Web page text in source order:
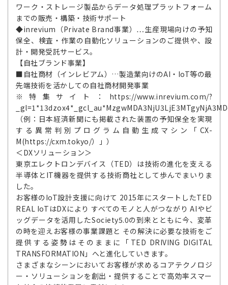
ワーク・ストレージ製品からデータ処理プラットフォーム
までの販売・構築・技術サポート
◆inrevium（Private Brand事業）…生産現場向けの予知
保全、検査・作業の自動化ソリューションのご提供や、設
計・開発受託サービス。
【自社ブランド事業】
■自社商材（インレビアム）…製造業向けのAI・IoT等の最
先端技術を活かしての自社商材開発事業
※特集サイト：https://www.inrevium.com/?
（例：日本経済新聞にも掲載された装置の予知保全を実現
する異常判別プログラム自動生成マシン「CX-
M(https://cxm.tokyo/）」）
＜DXソリューション＞
東京エレクトロンデバイス（TED）は技術の進化を支える
半導体とIT機器を提供する技術商社として歩んでまいりま
した。
お客様のIoT設計支援に向けて 2015年にスタートしたTED
REAL IoTはDXにより すべてのモノと人がつながり AIやビ
ッグデータを活用したSociety5.0の到来とともに今、変革
の時を迎えお客様の事業課題と その解決に必要な技術をご
提供する姿勢はそのままに「TED DRIVING DIGITAL
TRANSFORMATION」へと進化していきます。
さまざまなシーンにおいてお客様が求めるコアテクノロジ
ー・ソリューションを創出・提供することで高効率スマー